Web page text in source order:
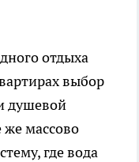
отдыха
выбор
душевой
массово
где вода